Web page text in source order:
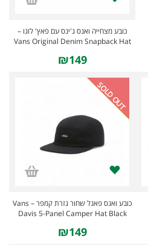
כובע מצחייה ואנס ג'ינס עם פאץ' לוגו –
Vans Original Denim Snapback Hat
₪149
SOLD OUT
כובע ואנס פאנל שחור גזרת קמפר – Vans
Davis 5-Panel Camper Hat Black
₪149